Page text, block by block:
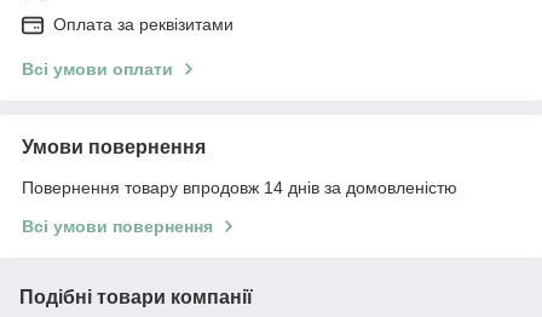
Оплата за реквізитами
Всі умови оплати
Умови повернення
Повернення товару впродовж 14 днів за домовленістю
Всі умови повернення
Подібні товари компанії